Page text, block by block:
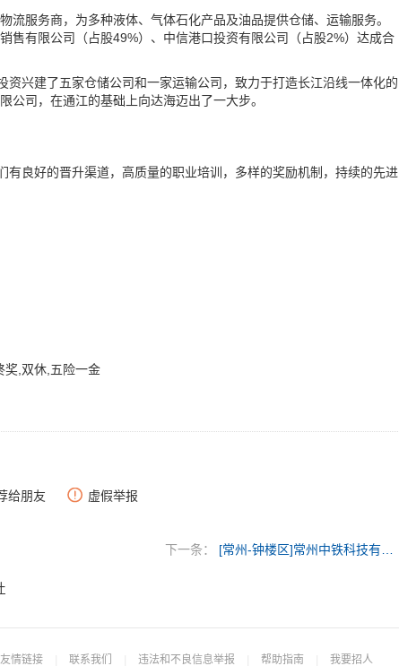
服务商，为多种液体、气体石化产品及油品提供仓储、运输服务。
售有限公司（占股49%）、中信港口投资有限公司（占股2%）达成合
兴建了五家仓储公司和一家运输公司，致力于打造长江沿线一体化的
司，在通江的基础上向达海迈出了一大步。
良好的晋升渠道，高质量的职业培训，多样的奖励机制，持续的先进
奖,双休,五险一金
给朋友 虚假举报
下一条： [常州-钟楼区]常州中铁科技有限公司
友情链接 联系我们 违法和不良信息举报 帮助指南 我要招人